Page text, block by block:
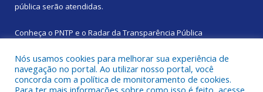
pública serão atendidas.
Conheça o PNTP e o Radar da Transparência Pública
Nós usamos cookies para melhorar sua experiência de
navegação no portal. Ao utilizar nosso portal, você
concorda com a política de monitoramento de cookies.
Para ter mais informações sobre como isso é feito, acesse